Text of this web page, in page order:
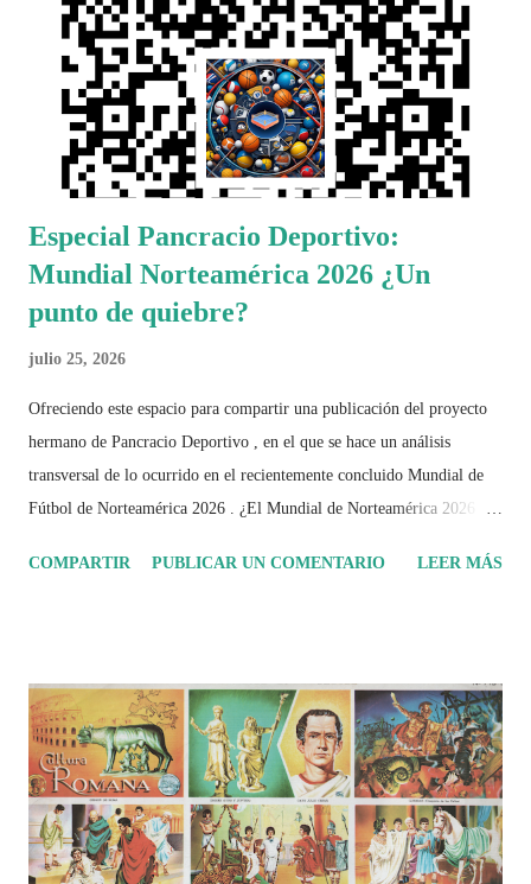
Especial Pancracio Deportivo:
Mundial Norteamérica 2026 ¿Un
punto de quiebre?
julio 25, 2026
Ofreciendo este espacio para compartir una publicación del proyecto
hermano de Pancracio Deportivo , en el que se hace un análisis
transversal de lo ocurrido en el recientemente concluido Mundial de
Fútbol de Norteamérica 2026 . ¿El Mundial de Norteamérica 2026 ha
el recorrido de cada selección con infografías inspiradas en la
2026 ¿Un punto de quiebre?" Este especial de Pancracio Deportivo no
busca decir únicamente quién ganó o quién perdió. Busca responder si
este Mundial marcó un antes y un después en la forma de entender el
deporte, la identidad nacional, la globalización, la comercialización y
el papel del fútbol como reflejo de nuestras sociedades . Son 230
páginas de análisis, ilustraciones originales y ...
COMPARTIR PUBLICAR UN COMENTARIO LEER MÁS